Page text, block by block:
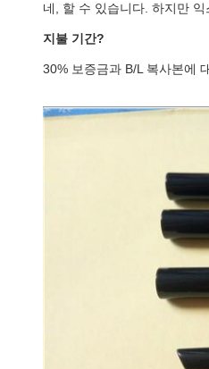
네, 할 수 있습니다. 하지만
지불 기간?
30% 보증금과 B/L 복사본에